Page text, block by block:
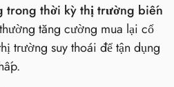
trong thời kỳ thị trường biến
tăng cường mua lại cổ
trường suy thoái để tận dụng